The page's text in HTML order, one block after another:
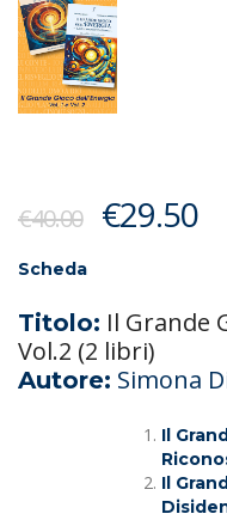
€40.00 Il
era:
€40.00.
€29.50Il
è:
Scheda
Titolo: Il Grande
Vol.2 (2 libri)
Autore: Simona
Il
Il